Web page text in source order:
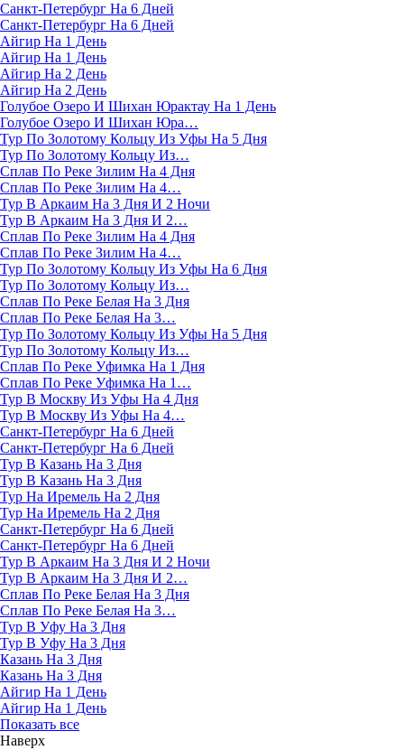
Санкт-Петербург На 6 Дней
Санкт-Петербург На 6 Дней
Айгир На 1 День
Айгир На 1 День
Айгир На 2 День
Айгир На 2 День
Голубое Озеро И Шихан Юрактау На 1 День
Голубое Озеро И Шихан Юра…
Тур По Золотому Кольцу Из Уфы На 5 Дня
Тур По Золотому Кольцу Из…
Сплав По Реке Зилим На 4 Дня
Сплав По Реке Зилим На 4…
Тур В Аркаим На 3 Дня И 2 Ночи
Тур В Аркаим На 3 Дня И 2…
Сплав По Реке Зилим На 4 Дня
Сплав По Реке Зилим На 4…
Тур По Золотому Кольцу Из Уфы На 6 Дня
Тур По Золотому Кольцу Из…
Сплав По Реке Белая На 3 Дня
Сплав По Реке Белая На 3…
Тур По Золотому Кольцу Из Уфы На 5 Дня
Тур По Золотому Кольцу Из…
Сплав По Реке Уфимка На 1 Дня
Сплав По Реке Уфимка На 1…
Тур В Москву Из Уфы На 4 Дня
Тур В Москву Из Уфы На 4…
Санкт-Петербург На 6 Дней
Санкт-Петербург На 6 Дней
Тур В Казань На 3 Дня
Тур В Казань На 3 Дня
Тур На Иремель На 2 Дня
Тур На Иремель На 2 Дня
Санкт-Петербург На 6 Дней
Санкт-Петербург На 6 Дней
Тур В Аркаим На 3 Дня И 2 Ночи
Тур В Аркаим На 3 Дня И 2…
Сплав По Реке Белая На 3 Дня
Сплав По Реке Белая На 3…
Тур В Уфу На 3 Дня
Тур В Уфу На 3 Дня
Казань На 3 Дня
Казань На 3 Дня
Айгир На 1 День
Айгир На 1 День
Показать все
Наверх